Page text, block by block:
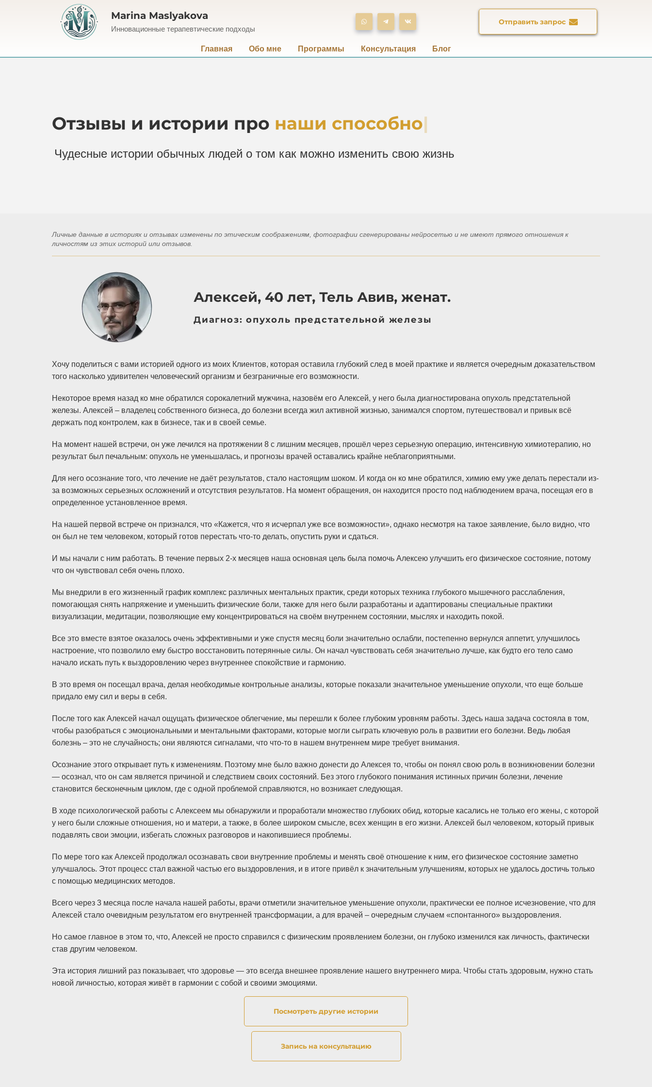
Marina Maslyakova
Инновационные терапевтические подходы
Отправить запрос
Главная Обо мне Программы Консультация Блог
Отзывы и истории про наши способности
Чудесные истории обычных людей о том как можно изменить свою жизнь
Личные данные в историях и отзывах изменены по этическим соображениям, фотографии сгенерированы нейросетью и не имеют прямого отношения к
личностям из этих историй или отзывов.
Алексей, 40 лет, Тель Авив, женат.
Диагноз: опухоль предстательной железы
Хочу поделиться с вами историей одного из моих Клиентов, которая оставила глубокий след в моей практике и является очередным доказательством
того насколько удивителен человеческий организм и безграничные его возможности.
Некоторое время назад ко мне обратился сорокалетний мужчина, назовём его Алексей, у него была диагностирована опухоль предстательной
железы. Алексей – владелец собственного бизнеса, до болезни всегда жил активной жизнью, занимался спортом, путешествовал и привык всё
держать под контролем, как в бизнесе, так и в своей семье.
На момент нашей встречи, он уже лечился на протяжении 8 с лишним месяцев, прошёл через серьезную операцию, интенсивную химиотерапию, но
результат был печальным: опухоль не уменьшалась, и прогнозы врачей оставались крайне неблагоприятными.
Для него осознание того, что лечение не даёт результатов, стало настоящим шоком. И когда он ко мне обратился, химию ему уже делать перестали из-
за возможных серьезных осложнений и отсутствия результатов. На момент обращения, он находится просто под наблюдением врача, посещая его в
определенное установленное время.
На нашей первой встрече он признался, что «Кажется, что я исчерпал уже все возможности», однако несмотря на такое заявление, было видно, что
он был не тем человеком, который готов перестать что-то делать, опустить руки и сдаться.
И мы начали с ним работать. В течение первых 2-х месяцев наша основная цель была помочь Алексею улучшить его физическое состояние, потому
что он чувствовал себя очень плохо.
Мы внедрили в его жизненный график комплекс различных ментальных практик, среди которых техника глубокого мышечного расслабления,
помогающая снять напряжение и уменьшить физические боли, также для него были разработаны и адаптированы специальные практики
визуализации, медитации, позволяющие ему концентрироваться на своём внутреннем состоянии, мыслях и находить покой.
Все это вместе взятое оказалось очень эффективными и уже спустя месяц боли значительно ослабли, постепенно вернулся аппетит, улучшилось
настроение, что позволило ему быстро восстановить потерянные силы. Он начал чувствовать себя значительно лучше, как будто его тело само
начало искать путь к выздоровлению через внутреннее спокойствие и гармонию.
В это время он посещал врача, делая необходимые контрольные анализы, которые показали значительное уменьшение опухоли, что еще больше
придало ему сил и веры в себя.
После того как Алексей начал ощущать физическое облегчение, мы перешли к более глубоким уровням работы. Здесь наша задача состояла в том,
чтобы разобраться с эмоциональными и ментальными факторами, которые могли сыграть ключевую роль в развитии его болезни. Ведь любая
болезнь – это не случайность; они являются сигналами, что что-то в нашем внутреннем мире требует внимания.
Осознание этого открывает путь к изменениям. Поэтому мне было важно донести до Алексея то, чтобы он понял свою роль в возникновении болезни
— осознал, что он сам является причиной и следствием своих состояний. Без этого глубокого понимания истинных причин болезни, лечение
становится бесконечным циклом, где с одной проблемой справляются, но возникает следующая.
В ходе психологической работы с Алексеем мы обнаружили и проработали множество глубоких обид, которые касались не только его жены, с которой
у него были сложные отношения, но и матери, а также, в более широком смысле, всех женщин в его жизни. Алексей был человеком, который привык
подавлять свои эмоции, избегать сложных разговоров и накопившиеся проблемы.
По мере того как Алексей продолжал осознавать свои внутренние проблемы и менять своё отношение к ним, его физическое состояние заметно
улучшалось. Этот процесс стал важной частью его выздоровления, и в итоге привёл к значительным улучшениям, которых не удалось достичь только
с помощью медицинских методов.
Всего через 3 месяца после начала нашей работы, врачи отметили значительное уменьшение опухоли, практически ее полное исчезновение, что для
Алексей стало очевидным результатом его внутренней трансформации, а для врачей – очередным случаем «спонтанного» выздоровления.
Но самое главное в этом то, что, Алексей не просто справился с физическим проявлением болезни, он глубоко изменился как личность, фактически
став другим человеком.
Эта история лишний раз показывает, что здоровье — это всегда внешнее проявление нашего внутреннего мира. Чтобы стать здоровым, нужно стать
новой личностью, которая живёт в гармонии с собой и своими эмоциями.
Посмотреть другие истории
Запись на консультацию